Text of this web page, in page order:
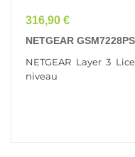
Prix
316,90 €
NETGEAR
NETGEAR Layer 3
niveau